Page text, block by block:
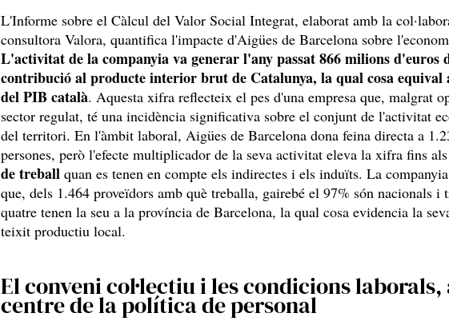
L'Informe sobre el Càlcul del Valor Social Integrat, elaborat amb la
consultora Valora, quantifica l'impacte d'Aigües de Barcelona sobre
L'activitat de la companyia va generar l'any passat 866 milions d'euros
contribució al producte interior brut de Catalunya, la qual cosa equival
del PIB català. Aquesta xifra reflecteix el pes d'una empresa que, malgrat
sector regulat, té una incidència significativa sobre el conjunt de l'activitat
del territori. En l'àmbit laboral, Aigües de Barcelona dona feina directa a
persones, però l'efecte multiplicador de la seva activitat eleva la xifra fins als
de treball quan es tenen en compte els indirectes i els induïts. La
que, dels 1.464 proveïdors amb què treballa, gairebé el 97% són nacionals i
quatre tenen la seu a la província de Barcelona, la qual cosa evidencia la
teixit productiu local.
El conveni col·lectiu i les condicions laborals,
centre de la política de personal